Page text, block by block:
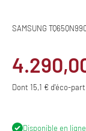
SAMSUNG
Prix de
Dont 15,1 € d'éco-part
Disponible en ligne